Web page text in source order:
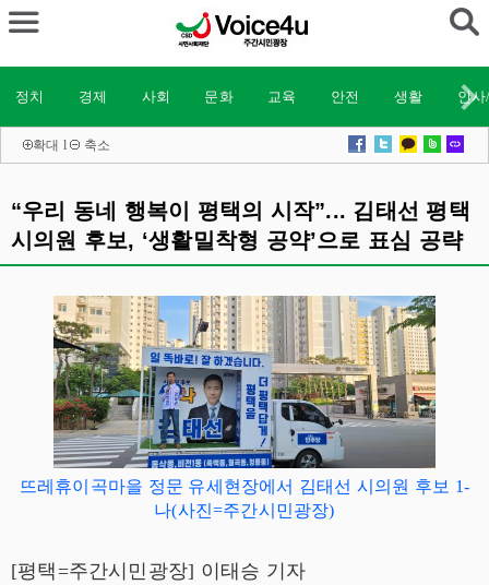
정치 경제 사회 문화 교육 안전 생활 인
확대 l 축소
“우리 동네 행복이 평택의 시작”... 김태선 평택
시의원 후보, ‘생활밀착형 공약’으로 표심 공략
뜨레휴이곡마을 정문 유세현장에서 김태선 시의원 후보 1-
나(사진=주간시민광장)
[평택=주간시민광장] 이태승 기자